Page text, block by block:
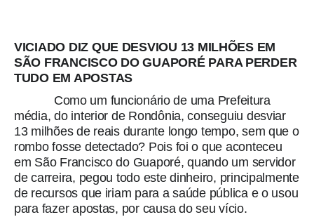
VICIADO DIZ QUE DESVIOU 13 MILHÕES EM
SÃO FRANCISCO DO GUAPORÉ PARA PERDER
TUDO EM APOSTAS
Como um funcionário de uma Prefeitura
média, do interior de Rondônia, conseguiu desviar
13 milhões de reais durante longo tempo, sem que o
rombo fosse detectado? Pois foi o que aconteceu
em São Francisco do Guaporé, quando um servidor
de carreira, pegou todo este dinheiro, principalmente
de recursos que iriam para a saúde pública e o usou
para fazer apostas, por causa do seu vício.